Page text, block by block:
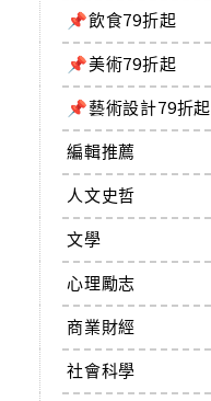
📌飲食79折起
📌美術79折起
📌藝術設計79折起
編輯推薦
人文史哲
文學
心理勵志
商業財經
社會科學